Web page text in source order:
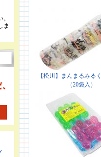
ま